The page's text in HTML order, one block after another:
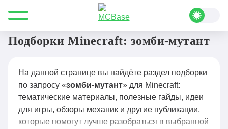
Все для Minecraft зомби-мутант
Подборки Minecraft: зомби-мутант
На данной странице вы найдёте раздел подборки
по запросу «зомби-мутант» для Minecraft:
тематические материалы, полезные гайды, идеи
для игры, обзоры механик и другие публикации,
которые помогут лучше разобраться в выбранной